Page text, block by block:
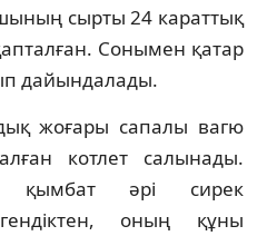
сырты 24 караттық
Сонымен қатар
дайындалады.
жоғары сапалы вагю
котлет салынады.
қымбат әрі сирек
оның құны